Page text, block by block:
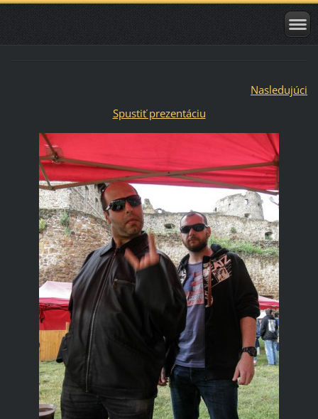
Nasledujúci
Spustiť prezentáciu